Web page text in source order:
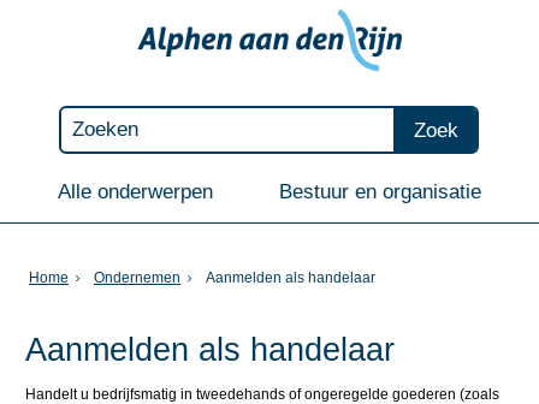
Zoek
Alle onderwerpen Bestuur en organisatie
Home Ondernemen Aanmelden als handelaar
Aanmelden als handelaar
Handelt u bedrijfsmatig in tweedehands of ongeregelde goederen (zoals